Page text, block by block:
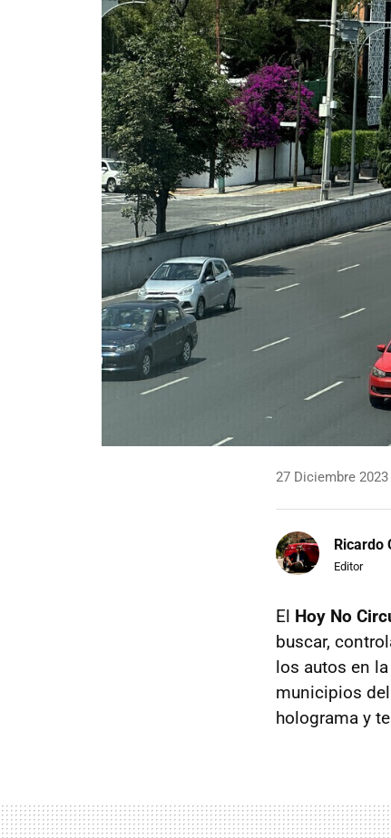
27 Diciembre 2023
Ricardo
Editor
El Hoy No
buscar,
los autos en la
municipios
holograma y